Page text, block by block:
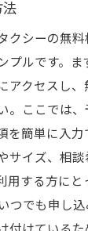
法
クシーの無
プルです。ま
アクセスし
。ここでは
を簡単に入力
サイズ、相
用する方に
つでも申し込